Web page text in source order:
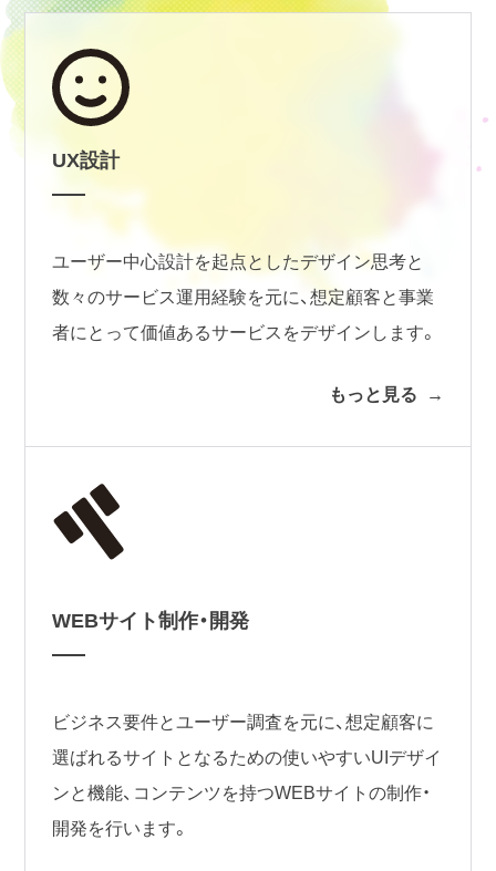
UX設計
ユーザー中心設計を起点としたデザイン思考と
数々のサービス運用経験を元に、想定顧客と事業
者にとって価値あるサービスをデザインします。
もっと見る
WEBサイト制作・開発
ビジネス要件とユーザー調査を元に、想定顧客に
選ばれるサイトとなるための使いやすいUIデザイ
ンと機能、コンテンツを持つWEBサイトの制作・
開発を行います。